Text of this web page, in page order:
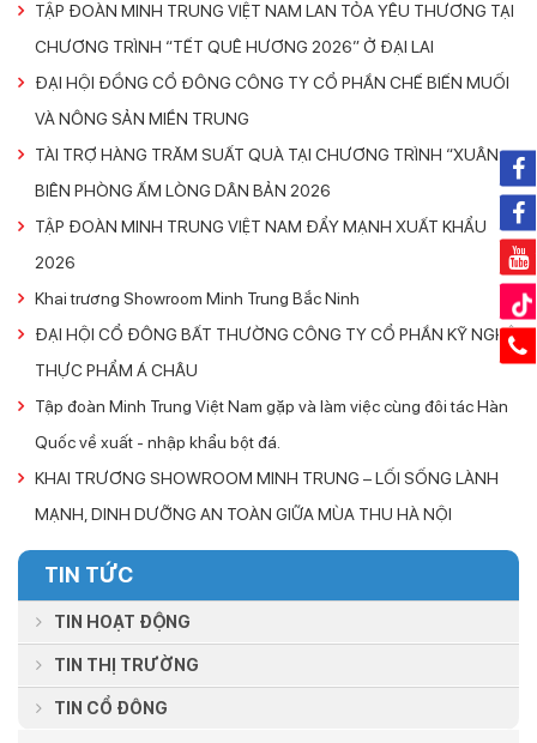
TẬP ĐOÀN MINH TRUNG VIỆT NAM LAN TỎA YÊU THƯƠNG TẠI
CHƯƠNG TRÌNH “TẾT QUÊ HƯƠNG 2026” Ở ĐẠI LAI
ĐẠI HỘI ĐỒNG CỔ ĐÔNG CÔNG TY CỔ PHẦN CHẾ BIẾN MUỐI
VÀ NÔNG SẢN MIỀN TRUNG
TÀI TRỢ HÀNG TRĂM SUẤT QUÀ TẠI CHƯƠNG TRÌNH “XUÂN
BIÊN PHÒNG ẤM LÒNG DÂN BẢN 2026
TẬP ĐOÀN MINH TRUNG VIỆT NAM ĐẨY MẠNH XUẤT KHẨU
2026
Khai trương Showroom Minh Trung Bắc Ninh
ĐẠI HỘI CỔ ĐÔNG BẤT THƯỜNG CÔNG TY CỔ PHẦN KỸ NGHỆ
THỰC PHẨM Á CHÂU
Tập đoàn Minh Trung Việt Nam gặp và làm việc cùng đôi tác Hàn
Quốc về xuất - nhập khẩu bột đá.
KHAI TRƯƠNG SHOWROOM MINH TRUNG – LỐI SỐNG LÀNH
MẠNH, DINH DƯỠNG AN TOÀN GIỮA MÙA THU HÀ NỘI
TIN TỨC
TIN HOẠT ĐỘNG
TIN THỊ TRƯỜNG
TIN CỔ ĐÔNG